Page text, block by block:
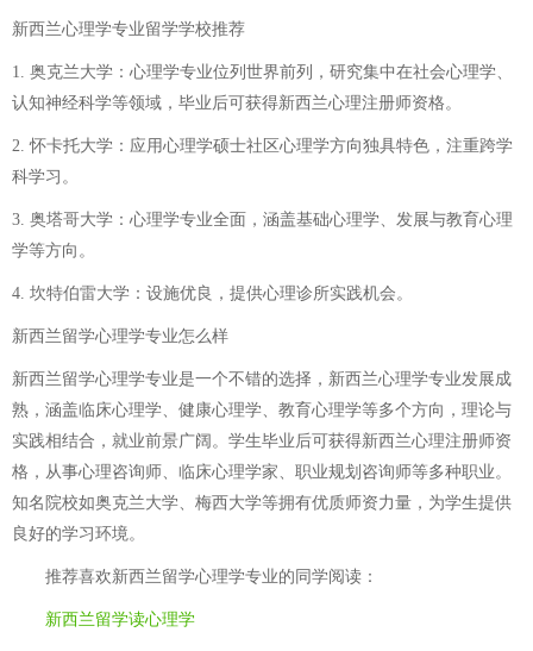
新西兰心理学专业留学学校推荐
1. 奥克兰大学：心理学专业位列世界前列，研究集中在社会心理学、
认知神经科学等领域，毕业后可获得新西兰心理注册师资格。
2. 怀卡托大学：应用心理学硕士社区心理学方向独具特色，注重跨学
科学习。
3. 奥塔哥大学：心理学专业全面，涵盖基础心理学、发展与教育心理
学等方向。
4. 坎特伯雷大学：设施优良，提供心理诊所实践机会。
新西兰留学心理学专业怎么样
新西兰留学心理学专业是一个不错的选择，新西兰心理学专业发展成
熟，涵盖临床心理学、健康心理学、教育心理学等多个方向，理论与
实践相结合，就业前景广阔。学生毕业后可获得新西兰心理注册师资
格，从事心理咨询师、临床心理学家、职业规划咨询师等多种职业。
知名院校如奥克兰大学、梅西大学等拥有优质师资力量，为学生提供
良好的学习环境。
推荐喜欢新西兰留学心理学专业的同学阅读：
新西兰留学读心理学